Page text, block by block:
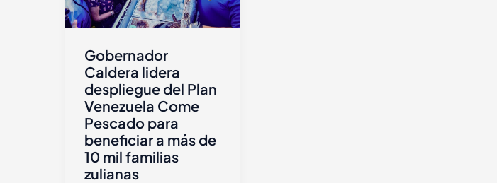
Gobernador
Caldera lidera
despliegue del Plan
Venezuela Come
Pescado para
beneficiar a más de
10 mil familias
zulianas